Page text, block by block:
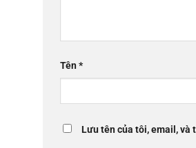
Tên*
Lưu tên của tôi, email, và